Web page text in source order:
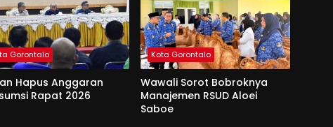
Gorontalo
Hapus Anggaran
Rapat 2026
Kota Gorontalo
Wawali Sorot Bobroknya
Manajemen RSUD Aloei
Saboe